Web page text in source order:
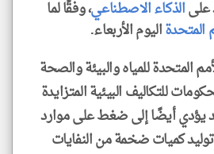
علىالذكاء الاصطناعي، وفقًا لما
المتحدةاليوم الأربعاء.
المتحدة للمياه والبيئة والصحة
للتكاليف البيئية المتزايدة
يؤدي أيضًا إلى ضغط على موارد
كميات ضخمة من النفايات